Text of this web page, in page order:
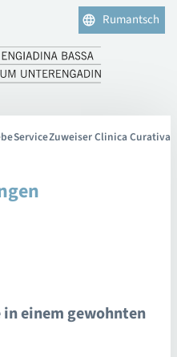
Rumantsch
ServiceZuweiser Clinica Curativa
einem gewohnten